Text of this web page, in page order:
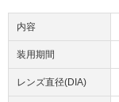
内容
装用期間
レンズ直径(DIA)